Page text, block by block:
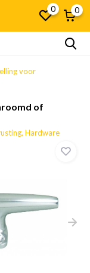
0 0
voor
of
Hardware